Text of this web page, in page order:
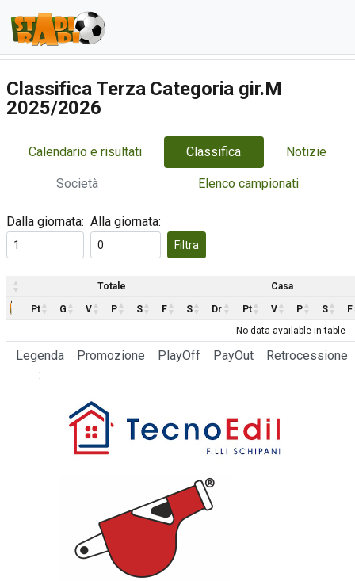
Classifica Terza Categoria gir.M
2025/2026
Calendario e risultati Classifica Notizie
Società Elenco campionati
Dalla giornata: Alla giornata:
Filtra
Totale Casa
Pt G V P S F S Dr Pt V P S
F
No data available in table
Legenda
:
Promozione PlayOff PayOut Retrocessione